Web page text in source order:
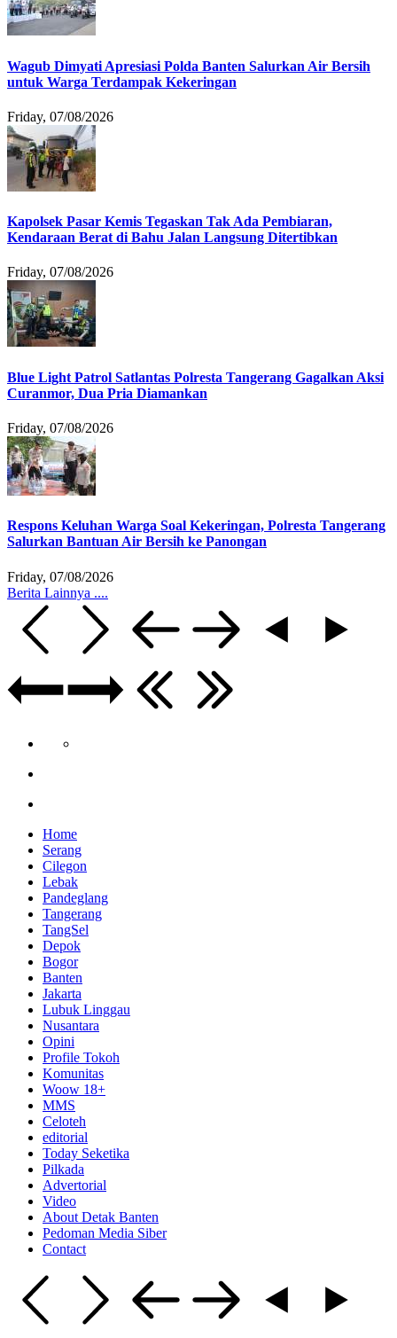
Wagub Dimyati Apresiasi Polda Banten Salurkan Air Bersih
untuk Warga Terdampak Kekeringan
Friday, 07/08/2026
Kapolsek Pasar Kemis Tegaskan Tak Ada Pembiaran,
Kendaraan Berat di Bahu Jalan Langsung Ditertibkan
Friday, 07/08/2026
Blue Light Patrol Satlantas Polresta Tangerang Gagalkan Aksi
Curanmor, Dua Pria Diamankan
Friday, 07/08/2026
Respons Keluhan Warga Soal Kekeringan, Polresta Tangerang
Salurkan Bantuan Air Bersih ke Panongan
Friday, 07/08/2026
Berita Lainnya ....
Home
Serang
Cilegon
Lebak
Pandeglang
Tangerang
TangSel
Depok
Bogor
Banten
Jakarta
Lubuk Linggau
Nusantara
Opini
Profile Tokoh
Komunitas
Woow 18+
MMS
Celoteh
editorial
Today Seketika
Pilkada
Advertorial
Video
About Detak Banten
Pedoman Media Siber
Contact